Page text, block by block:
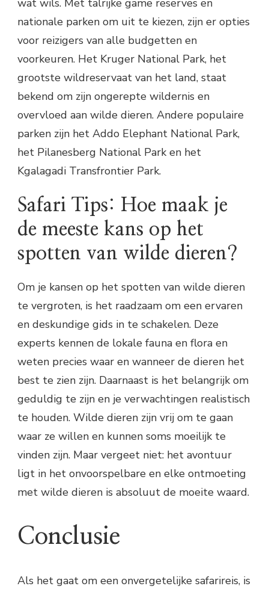
wat wils. Met talrijke game reserves en
nationale parken om uit te kiezen, zijn er opties
voor reizigers van alle budgetten en
voorkeuren. Het Kruger National Park, het
grootste wildreservaat van het land, staat
bekend om zijn ongerepte wildernis en
overvloed aan wilde dieren. Andere populaire
parken zijn het Addo Elephant National Park,
het Pilanesberg National Park en het
Kgalagadi Transfrontier Park.
Safari Tips: Hoe maak je
de meeste kans op het
spotten van wilde dieren?
Om je kansen op het spotten van wilde dieren
te vergroten, is het raadzaam om een ervaren
en deskundige gids in te schakelen. Deze
experts kennen de lokale fauna en flora en
weten precies waar en wanneer de dieren het
best te zien zijn. Daarnaast is het belangrijk om
geduldig te zijn en je verwachtingen realistisch
te houden. Wilde dieren zijn vrij om te gaan
waar ze willen en kunnen soms moeilijk te
vinden zijn. Maar vergeet niet: het avontuur
ligt in het onvoorspelbare en elke ontmoeting
met wilde dieren is absoluut de moeite waard.
Conclusie
Als het gaat om een onvergetelijke safarireis, is